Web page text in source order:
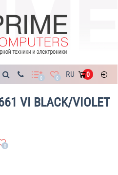
0 0 RU 0
VI BLACK/VIOLET
0